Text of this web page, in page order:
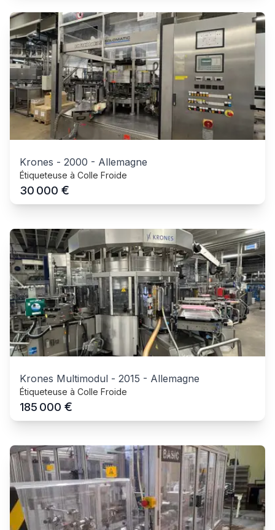
Krones - 2000 - Allemagne
Étiqueteuse à Colle Froide
30 000 €
Krones Multimodul - 2015 - Allemagne
Étiqueteuse à Colle Froide
185 000 €